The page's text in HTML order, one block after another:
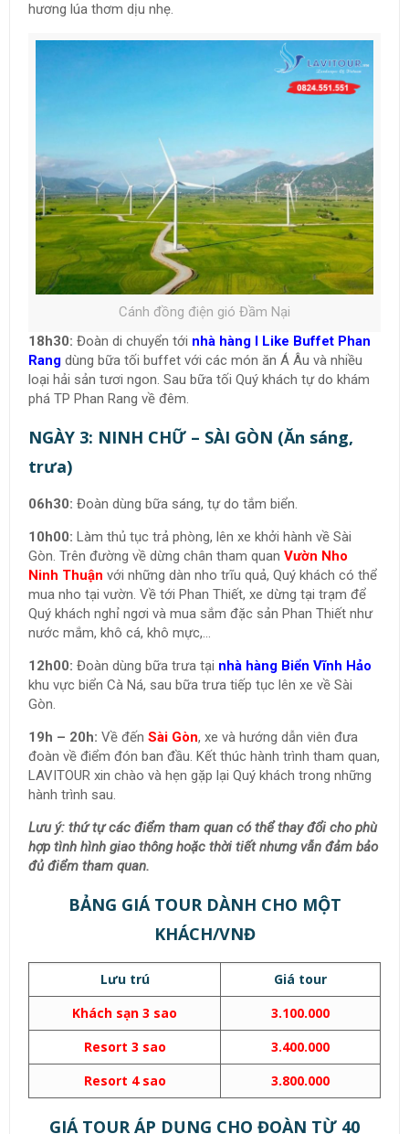
hương lúa thơm dịu nhẹ.
Cánh đồng điện gió Đầm Nại
18h30: Đoàn di chuyển tới nhà hàng I Like Buffet Phan
Rang dùng bữa tối buffet với các món ăn Á Âu và nhiều
loại hải sản tươi ngon. Sau bữa tối Quý khách tự do khám
phá TP Phan Rang về đêm.
NGÀY 3: NINH CHỮ – SÀI GÒN (Ăn sáng,
trưa)
06h30: Đoàn dùng bữa sáng, tự do tắm biển.
10h00: Làm thủ tục trả phòng, lên xe khởi hành về Sài
Gòn. Trên đường về dừng chân tham quan Vườn Nho
Ninh Thuận với những dàn nho trĩu quả, Quý khách có thể
mua nho tại vườn. Về tới Phan Thiết, xe dừng tại trạm để
Quý khách nghỉ ngơi và mua sắm đặc sản Phan Thiết như
nước mắm, khô cá, khô mực,…
12h00: Đoàn dùng bữa trưa tại nhà hàng Biển Vĩnh Hảo
khu vực biển Cà Ná, sau bữa trưa tiếp tục lên xe về Sài
Gòn.
19h – 20h: Về đến Sài Gòn, xe và hướng dẫn viên đưa
đoàn về điểm đón ban đầu. Kết thúc hành trình tham quan,
LAVITOUR xin chào và hẹn gặp lại Quý khách trong những
hành trình sau.
Lưu ý: thứ tự các điểm tham quan có thể thay đổi cho phù
hợp tình hình giao thông hoặc thời tiết nhưng vẫn đảm bảo
đủ điểm tham quan.
BẢNG GIÁ TOUR DÀNH CHO MỘT
KHÁCH/VNĐ
lưu trú
giá tour
khách sạn 3 sao
3.100.000
resort 3 sao
3.400.000
resort 4 sao
3.800.000
GIÁ TOUR ÁP DỤNG CHO ĐOÀN TỪ 40